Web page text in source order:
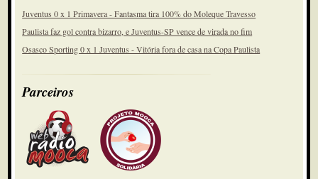
Juventus 0 x 1 Primavera - Fantasma tira 100% do Moleque Travesso
Paulista faz gol contra bizarro, e Juventus-SP vence de virada no fim
Osasco Sporting 0 x 1 Juventus - Vitória fora de casa na Copa Paulista
Parceiros